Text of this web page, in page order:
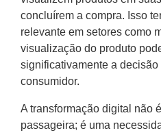
concluírem a compra. Isso
relevante em setores como
visualização do produto
significativamente a decisão
consumidor.
A transformação digital não
passageira; é uma